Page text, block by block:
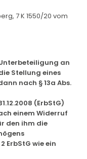
7 K 1550/20 vom
an
Stellung eines
nach § 13a Abs.
(ErbStG)
einem Widerruf
den ihm die
ErbStG wie ein